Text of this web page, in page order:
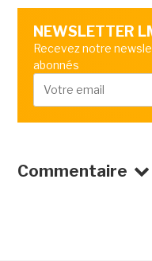
NEWSLETTER
Recevez notre
abonnés
Commentaire